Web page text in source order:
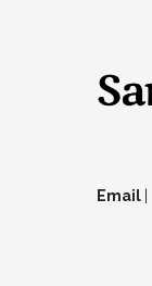
Email